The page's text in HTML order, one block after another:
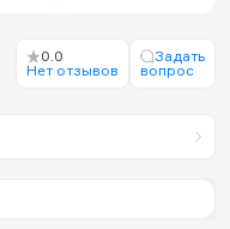
0.0
Нет отзывов
Задать
вопрос